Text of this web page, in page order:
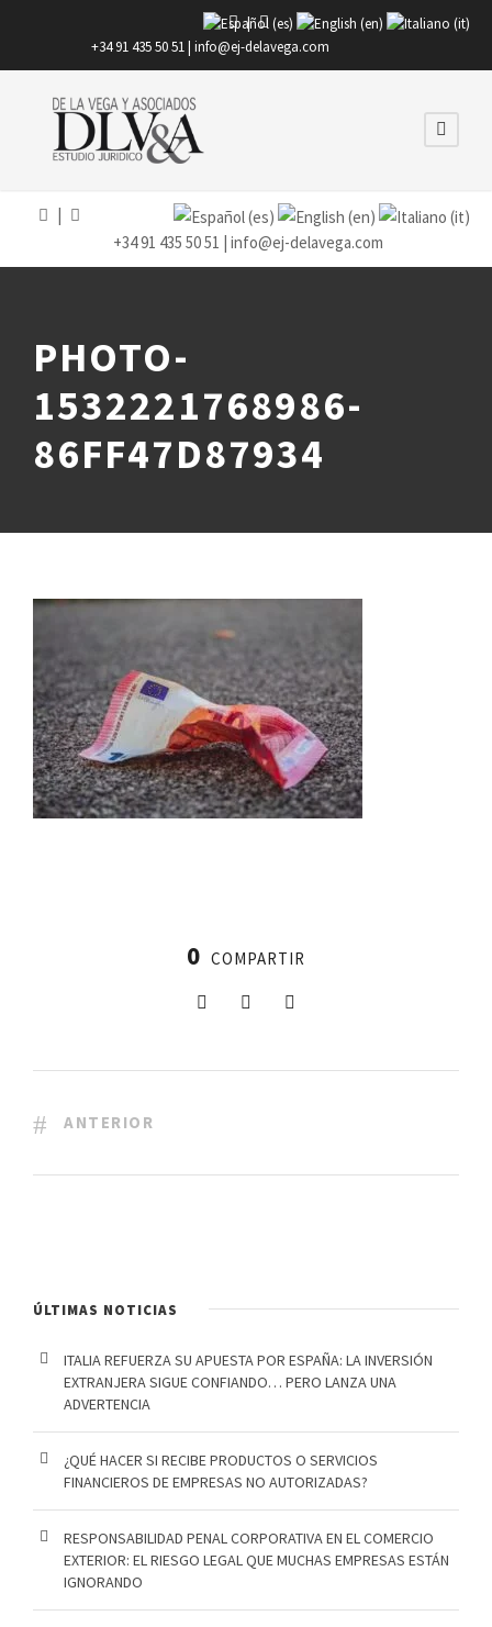
|
+34 91 435 50 51 | info@ej-delavega.com
+34 91 435 50 51 | info@ej-delavega.com
PHOTO-
1532221768986-
86FF47D87934
0 COMPARTIR
ANTERIOR
ÚLTIMAS NOTICIAS
ITALIA REFUERZA SU APUESTA POR ESPAÑA: LA INVERSIÓN
EXTRANJERA SIGUE CONFIANDO… PERO LANZA UNA
ADVERTENCIA
¿QUÉ HACER SI RECIBE PRODUCTOS O SERVICIOS
FINANCIEROS DE EMPRESAS NO AUTORIZADAS?
RESPONSABILIDAD PENAL CORPORATIVA EN EL COMERCIO
EXTERIOR: EL RIESGO LEGAL QUE MUCHAS EMPRESAS ESTÁN
IGNORANDO